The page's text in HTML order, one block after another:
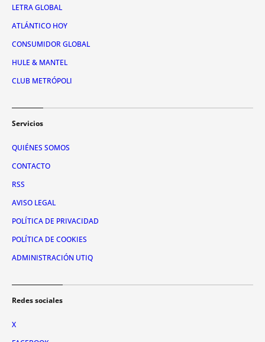
LETRA GLOBAL
ATLÁNTICO HOY
CONSUMIDOR GLOBAL
HULE & MANTEL
CLUB METRÓPOLI
Servicios
QUIÉNES SOMOS
CONTACTO
RSS
AVISO LEGAL
POLÍTICA DE PRIVACIDAD
POLÍTICA DE COOKIES
ADMINISTRACIÓN UTIQ
Redes sociales
X